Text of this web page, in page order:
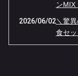
ンMIX
2026/06/02＼驚
食セッ